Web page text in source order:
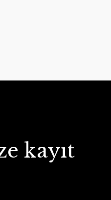
kayıt